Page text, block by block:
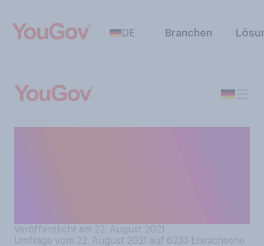
DE Branchen
Veröffentlicht am 22. August 2021
Umfrage vom 22. August 2021 auf 6233 Erwachsene